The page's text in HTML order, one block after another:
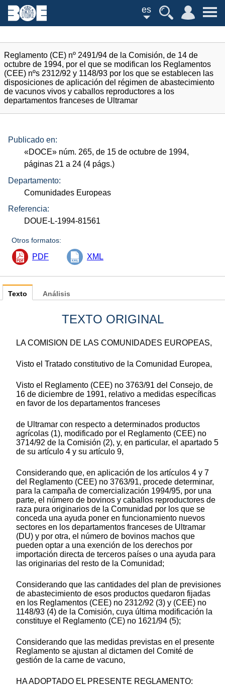
es
Reglamento (CE) nº 2491/94 de la Comisión, de 14 de
octubre de 1994, por el que se modifican los Reglamentos
(CEE) nºs 2312/92 y 1148/93 por los que se establecen las
disposiciones de aplicación del régimen de abastecimiento
de vacunos vivos y caballos reproductores a los
departamentos franceses de Ultramar
Publicado en:
«DOCE» núm. 265, de 15 de octubre de 1994,
páginas 21 a 24 (4 págs.)
Departamento:
Comunidades Europeas
Referencia:
DOUE-L-1994-81561
Otros formatos:
PDF XML
Texto
TEXTO ORIGINAL
LA COMISION DE LAS COMUNIDADES EUROPEAS,
Visto el Tratado constitutivo de la Comunidad Europea,
Visto el Reglamento (CEE) no 3763/91 del Consejo, de
16 de diciembre de 1991, relativo a medidas específicas
en favor de los departamentos franceses
de Ultramar con respecto a determinados productos
agrícolas (1), modificado por el Reglamento (CEE) no
3714/92 de la Comisión (2), y, en particular, el apartado 5
de su artículo 4 y su artículo 9,
Considerando que, en aplicación de los artículos 4 y 7
del Reglamento (CEE) no 3763/91, procede determinar,
para la campaña de comercialización 1994/95, por una
parte, el número de bovinos y caballos reproductores de
raza pura originarios de la Comunidad por los que se
conceda una ayuda poner en funcionamiento nuevos
sectores en los departamentos franceses de Ultramar
(DU) y por otra, el número de bovinos machos que
pueden optar a una exención de los derechos por
importación directa de terceros países o una ayuda para
las originarias del resto de la Comunidad;
Considerando que las cantidades del plan de previsiones
de abastecimiento de esos productos quedaron fijadas
en los Reglamentos (CEE) no 2312/92 (3) y (CEE) no
1148/93 (4) de la Comisión, cuya última modificación la
constituye el Reglamento (CE) no 1621/94 (5);
Considerando que las medidas previstas en el presente
Reglamento se ajustan al dictamen del Comité de
gestión de la carne de vacuno,
HA ADOPTADO EL PRESENTE REGLAMENTO:
Análisis